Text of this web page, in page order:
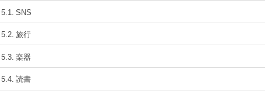
SNS
旅行
楽器
読書